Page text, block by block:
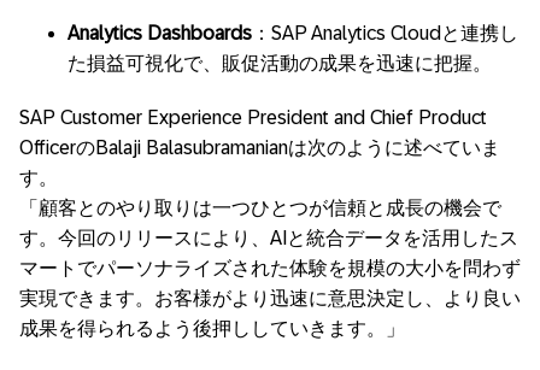
Analytics Dashboards ：SAP Analytics Cloudと連携し
た損益可視化で、販促活動の成果を迅速に把握。
SAP Customer Experience President and Chief Product
OfficerのBalaji Balasubramanianは次のように述べていま
す。
「顧客とのやり取りは一つひとつが信頼と成長の機会で
す。今回のリリースにより、AIと統合データを活用したス
マートでパーソナライズされた体験を規模の大小を問わず
実現できます。お客様がより迅速に意思決定し、より良い
成果を得られるよう後押ししていきます。」